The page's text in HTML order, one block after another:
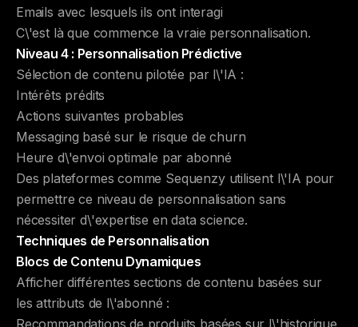
Emails avec lesquels ils ont interagi
C\'est là que commence la vraie personnalisation.
Niveau 4 : Personnalisation Prédictive
Sélection de contenu pilotée par l\'IA :
Intérêts prédits
Actions suivantes probables
Messaging basé sur le risque de churn
Heure d\'envoi optimale par abonné
Des plateformes comme Sequenzy utilisent l\'IA pour
permettre ce niveau de personnalisation sans
nécessiter d\'expertise en data science.
Techniques de Personnalisation
Blocs de Contenu Dynamiques
Afficher différentes sections de contenu basées sur
les attributs de l\'abonné :
Recommandations de produits basées sur l\'historique